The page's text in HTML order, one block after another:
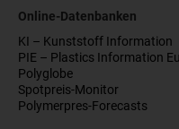
Online-Datenbanken
KI – Kunststoff Information
PIE – Plastics Information
Polyglobe
Spotpreis-Monitor
Polymerpres-Forecasts